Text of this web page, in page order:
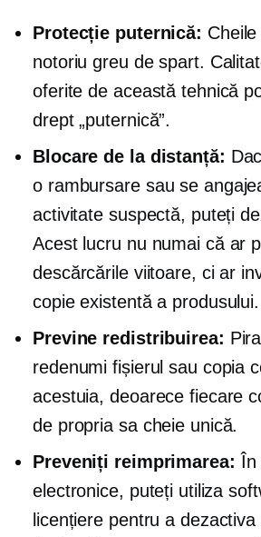
Protecție puternică:
notoriu greu de spart.
oferite de această tehnică
drept „puternică”.
Blocare de la distanță:
o rambursare sau se
activitate suspectă, puteți
Acest lucru nu numai că ar
descărcările viitoare, ci ar
copie existentă a produsului.
Previne redistribuirea:
redenumi fișierul sau copia
acestuia, deoarece fiecare
de propria sa cheie unică.
Preveniți reimprimarea: În
electronice, puteți utiliza
licențiere pentru a